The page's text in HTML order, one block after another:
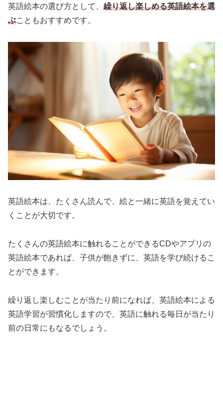
英語絵本の選び方として、 繰り返し楽しめる英語絵本を選
ぶこともおすすめです。
英語絵本は、たくさん読んで、絵と一緒に英語を覚えてい
くことが大切です。
たくさんの英語絵本に触れることができるCDやアプリの
英語絵本であれば、子供が飽きずに、英語を学び続けるこ
とができます。
繰り返し楽しむことが当たり前になれば、英語絵本による
英語学習が習慣化しますので、英語に触れる毎日が当たり
前の日常にもなるでしょう。